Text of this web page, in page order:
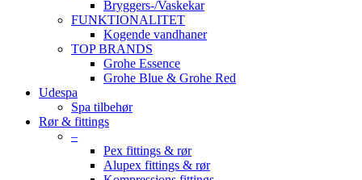
Bryggers-/Vaskekar
FUNKTIONALITET
Kogende vandhaner
TOP BRANDS
Grohe Essence
Grohe Blue & Grohe Red
Udespa
Spa tilbehør
Rør & fittings
–
Pex fittings & rør
Alupex fittings & rør